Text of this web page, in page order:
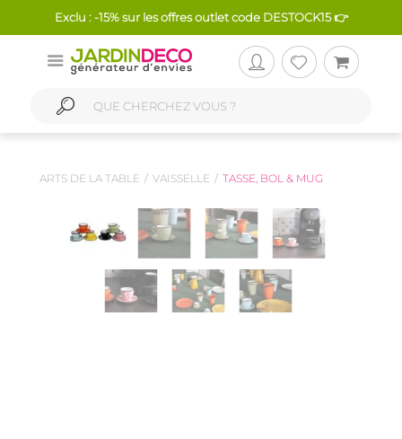
Exclu : -15% sur les offres outlet code DESTOCK15 👉
ARTS DE LA TABLE VAISSELLE TASSE, BOL & MUG